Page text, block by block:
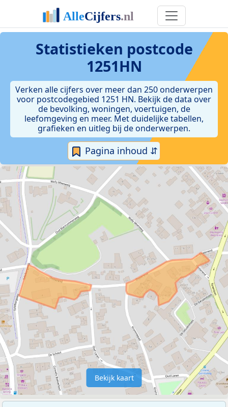
Statistieken postcode
1251HN
Verken alle cijfers over meer dan 250 onderwerpen
voor postcodegebied 1251 HN. Bekijk de data over
de bevolking, woningen, voertuigen, de
leefomgeving en meer. Met duidelijke tabellen,
grafieken en uitleg bij de onderwerpen.
Pagina inhoud ⇵
Bekijk kaart